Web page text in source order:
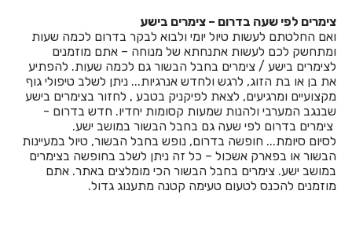
חדרים לפי שעה בבת ים
חדרים לפי שעה בגבע בנימין
חדרים לפי שעה בגבע כרמל
חדרים לפי שעה בגבעת אבני
חדרים לפי שעה בגבעת אולגה
חדרים לפי שעה בגבעת יערים
חדרים לפי שעה בגבעת נילי
צימרים לפי שעה בדרום – צימרים בישע
ואם החלטתם לעשות טיול יומי ולבוא לבקר בדרום לכמה שעות
ומתחשק לכם לעשות אתנחתא של מנוחה – אתם מוזמנים
לצימרים בישע / צימרים בחבל הבשור גם לכמה שעות. להפתיע
את בן או בת הזוג, לרגש ולחדש אנרגיות... ניתן לשלב טיפולי גוף
מקצועיים ומרגיעים, לצאת לפיקניק בטבע , לחזור בצימרים בישע
שבנגב המערבי ולהנות שמעות קסומות יחדיו. חדש בדרום -
צימרים בדרום לפי שעה גם בחבל הבשור במושב ישע.
לסיום סיומת... חופשה בדרום, נופש בחבל הבשור, טיול במעיינות
הבשור או בפארק אשכול – כל זה ניתן לשלב בחופשה בצימרים
במושב ישע. צימרים בחבל הבשור הכי מומלצים באתר. אתם
מוזמנים להכנס לטעום טעימה קטנה מתענוג גדול.